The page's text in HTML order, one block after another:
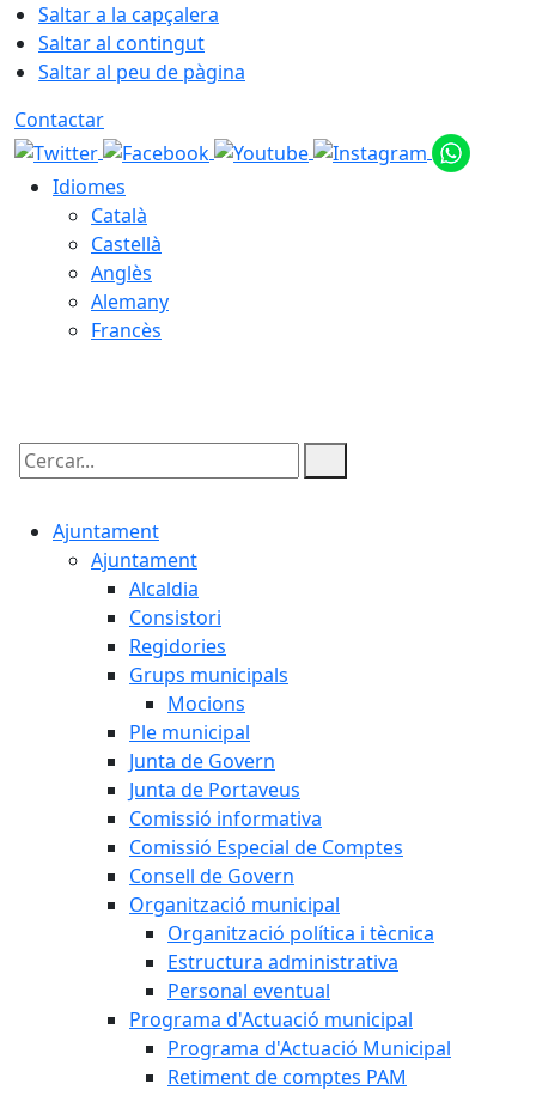
Saltar a la capçalera
Saltar al contingut
Saltar al peu de pàgina
Contactar
Idiomes
Català
Castellà
Anglès
Alemany
Francès
Cercar:
Ajuntament
Ajuntament
Alcaldia
Consistori
Regidories
Grups municipals
Mocions
Ple municipal
Junta de Govern
Junta de Portaveus
Comissió informativa
Comissió Especial de Comptes
Consell de Govern
Organització municipal
Organització política i tècnica
Estructura administrativa
Personal eventual
Programa d'Actuació municipal
Programa d'Actuació Municipal
Retiment de comptes PAM